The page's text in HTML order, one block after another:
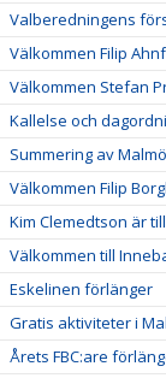
Valberedningens
Välkommen Filip
Välkommen Stefan
Kallelse och
Summering av
Välkommen Filip
Kim Clemedtson är
Välkommen till
Eskelinen förlänger
Gratis aktiviteter i
Årets FBC:are